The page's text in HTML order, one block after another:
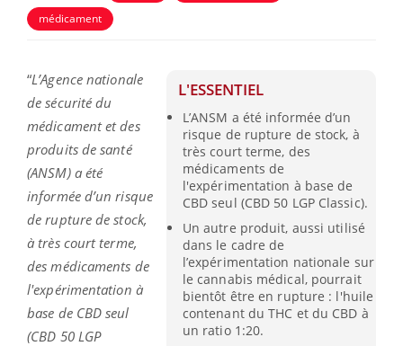
médicament
L'ESSENTIEL
L’ANSM a été informée d’un
risque de rupture de stock, à
très court terme, des
médicaments de
l'expérimentation à base de
CBD seul (CBD 50 LGP Classic).
Un autre produit, aussi utilisé
dans le cadre de
l’expérimentation nationale sur
le cannabis médical, pourrait
bientôt être en rupture : l'huile
contenant du THC et du CBD à
un ratio 1:20.
“L’Agence nationale
de sécurité du
médicament et des
produits de santé
(ANSM) a été
informée d’un risque
de rupture de stock,
à très court terme,
des médicaments de
l'expérimentation à
base de CBD seul
(CBD 50 LGP